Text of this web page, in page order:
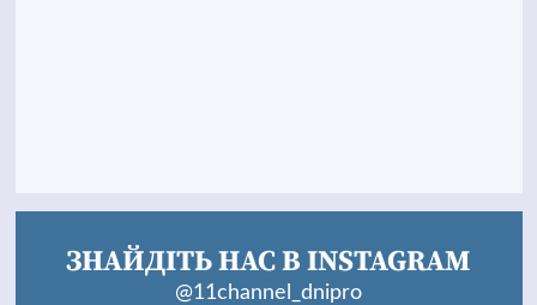
ЗНАЙДІТЬ НАС В INSTAGRAM
@11channel_dnipro